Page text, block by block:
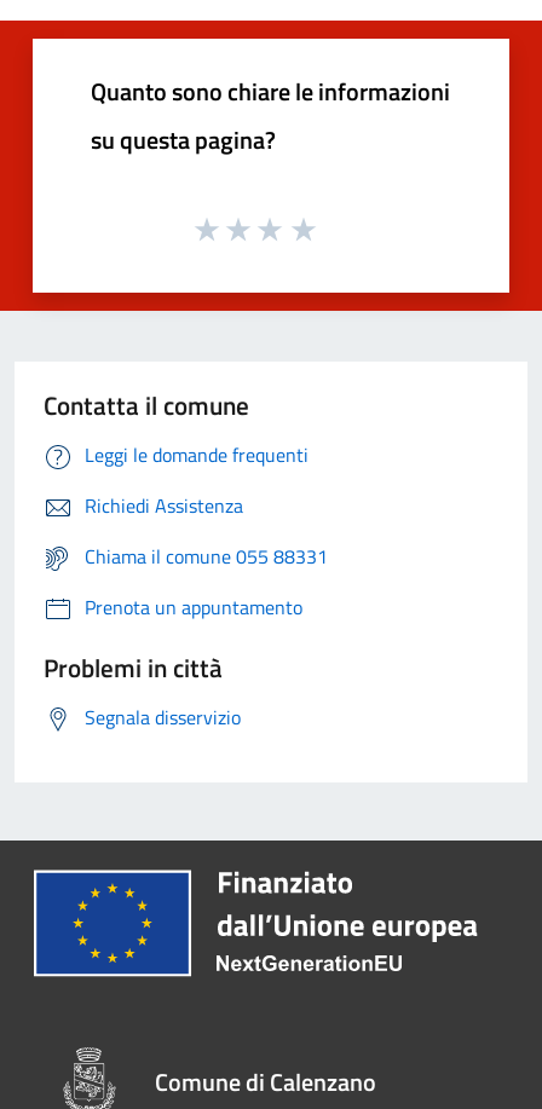
Quanto sono chiare le informazioni
su questa pagina?
Contatta il comune
Leggi le domande frequenti
Richiedi Assistenza
Chiama il comune 055 88331
Prenota un appuntamento
Problemi in città
Segnala disservizio
Comune di Calenzano